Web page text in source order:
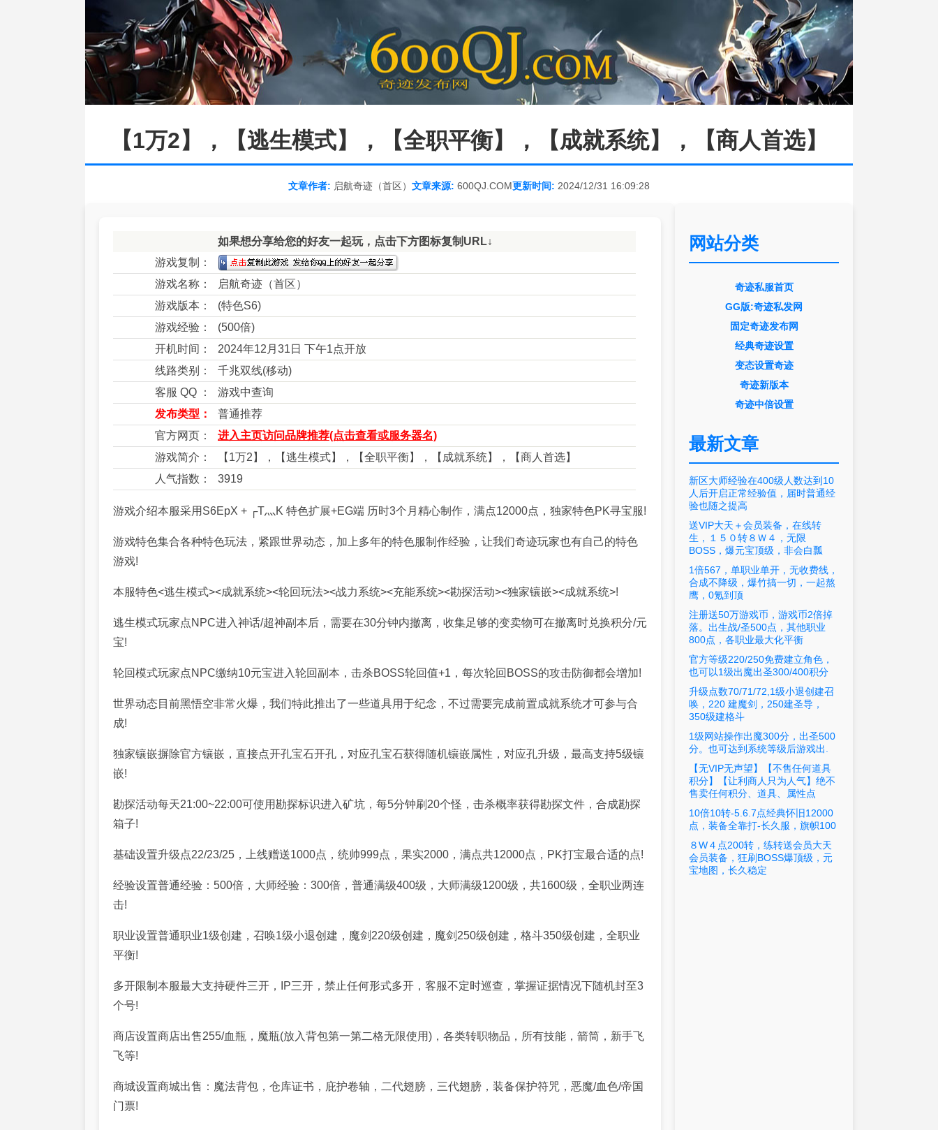
【1万2】，【逃生模式】，【全职平衡】，【成就系统】，【商人首选】
文章作者: 启航奇迹（首区） 文章来源: 600QJ.COM更新时间: 2024/12/31 16:09:28
如果想分享给您的好友一起玩，点击下方图标复制URL↓
游戏复制：
游戏名称：
启航奇迹（首区）
游戏版本：
(特色S6)
游戏经验：
(500倍)
开机时间：
2024年12月31日 下午1点开放
线路类别：
千兆双线(移动)
客服 QQ ：
游戏中查询
发布类型：
普通推荐
官方网页：
进入主页访问品牌推荐(点击查看或服务器名)
游戏简介：
【1万2】，【逃生模式】，【全职平衡】，【成就系统】，【商人首选】
人气指数：
3919
游戏介绍本服采用S6EpX + ┌T灬K 特色扩展+EG端 历时3个月精心制作，满点12000点，独家特色PK寻宝服!
游戏特色集合各种特色玩法，紧跟世界动态，加上多年的特色服制作经验，让我们奇迹玩家也有自己的特色
游戏!
本服特色<逃生模式><成就系统><轮回玩法><战力系统><充能系统><勘探活动><独家镶嵌><成就系统>!
逃生模式玩家点NPC进入神话/超神副本后，需要在30分钟内撤离，收集足够的变卖物可在撤离时兑换积分/元
宝!
轮回模式玩家点NPC缴纳10元宝进入轮回副本，击杀BOSS轮回值+1，每次轮回BOSS的攻击防御都会增加!
世界动态目前黑悟空非常火爆，我们特此推出了一些道具用于纪念，不过需要完成前置成就系统才可参与合
成!
独家镶嵌摒除官方镶嵌，直接点开孔宝石开孔，对应孔宝石获得随机镶嵌属性，对应孔升级，最高支持5级镶
嵌!
勘探活动每天21:00~22:00可使用勘探标识进入矿坑，每5分钟刷20个怪，击杀概率获得勘探文件，合成勘探
箱子!
基础设置升级点22/23/25，上线赠送1000点，统帅999点，果实2000，满点共12000点，PK打宝最合适的点!
经验设置普通经验：500倍，大师经验：300倍，普通满级400级，大师满级1200级，共1600级，全职业两连
击!
职业设置普通职业1级创建，召唤1级小退创建，魔剑220级创建，魔剑250级创建，格斗350级创建，全职业
平衡!
多开限制本服最大支持硬件三开，IP三开，禁止任何形式多开，客服不定时巡查，掌握证据情况下随机封至3
个号!
商店设置商店出售255/血瓶，魔瓶(放入背包第一第二格无限使用)，各类转职物品，所有技能，箭筒，新手飞
飞等!
商城设置商城出售：魔法背包，仓库证书，庇护卷轴，二代翅膀，三代翅膀，装备保护符咒，恶魔/血色/帝国
门票!
网站分类
奇迹私服首页
GG版:奇迹私发网
固定奇迹发布网
经典奇迹设置
变态设置奇迹
奇迹新版本
奇迹中倍设置
最新文章
新区大师经验在400级人数达到10
人后开启正常经验值，届时普通经
验也随之提高
送VIP大天＋会员装备，在线转
生，１５０转８Ｗ４，无限
BOSS，爆元宝顶级，非会白瓢
1倍567，单职业单开，无收费线，
合成不降级，爆竹搞一切，一起熬
鹰，0氪到顶
注册送50万游戏币，游戏币2倍掉
落。出生战/圣500点，其他职业
800点，各职业最大化平衡
官方等级220/250免费建立角色，
也可以1级出魔出圣300/400积分
升级点数70/71/72,1级小退创建召
唤，220 建魔剑，250建圣导，
350级建格斗
1级网站操作出魔300分，出圣500
分。也可达到系统等级后游戏出.
【无VIP无声望】【不售任何道具
积分】【让利商人只为人气】绝不
售卖任何积分、道具、属性点
10倍10转-5.6.7点经典怀旧12000
点，装备全靠打-长久服，旗帜100
８W４点200转，练转送会员大天
会员装备，狂刷BOSS爆顶级，元
宝地图，长久稳定